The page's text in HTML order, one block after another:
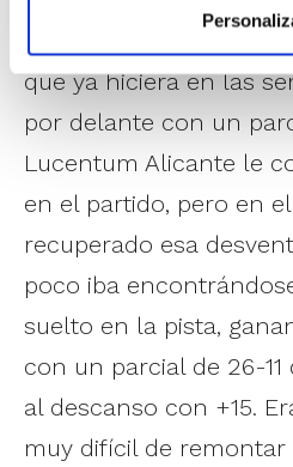
que ya hiciera en las
por delante con un
Lucentum Alicante le
en el partido, pero en
recuperado esa
poco iba
suelto en la pista,
con un parcial de 26-
al descanso con +15.
muy difícil de remontar